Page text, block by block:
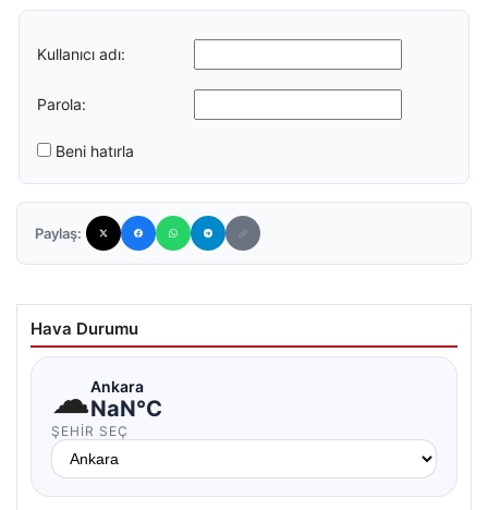
Kullanıcı adı:
Parola:
Beni hatırla
Paylaş:
Hava Durumu
☁Ankara
NaN°C
ŞEHIR SEÇ